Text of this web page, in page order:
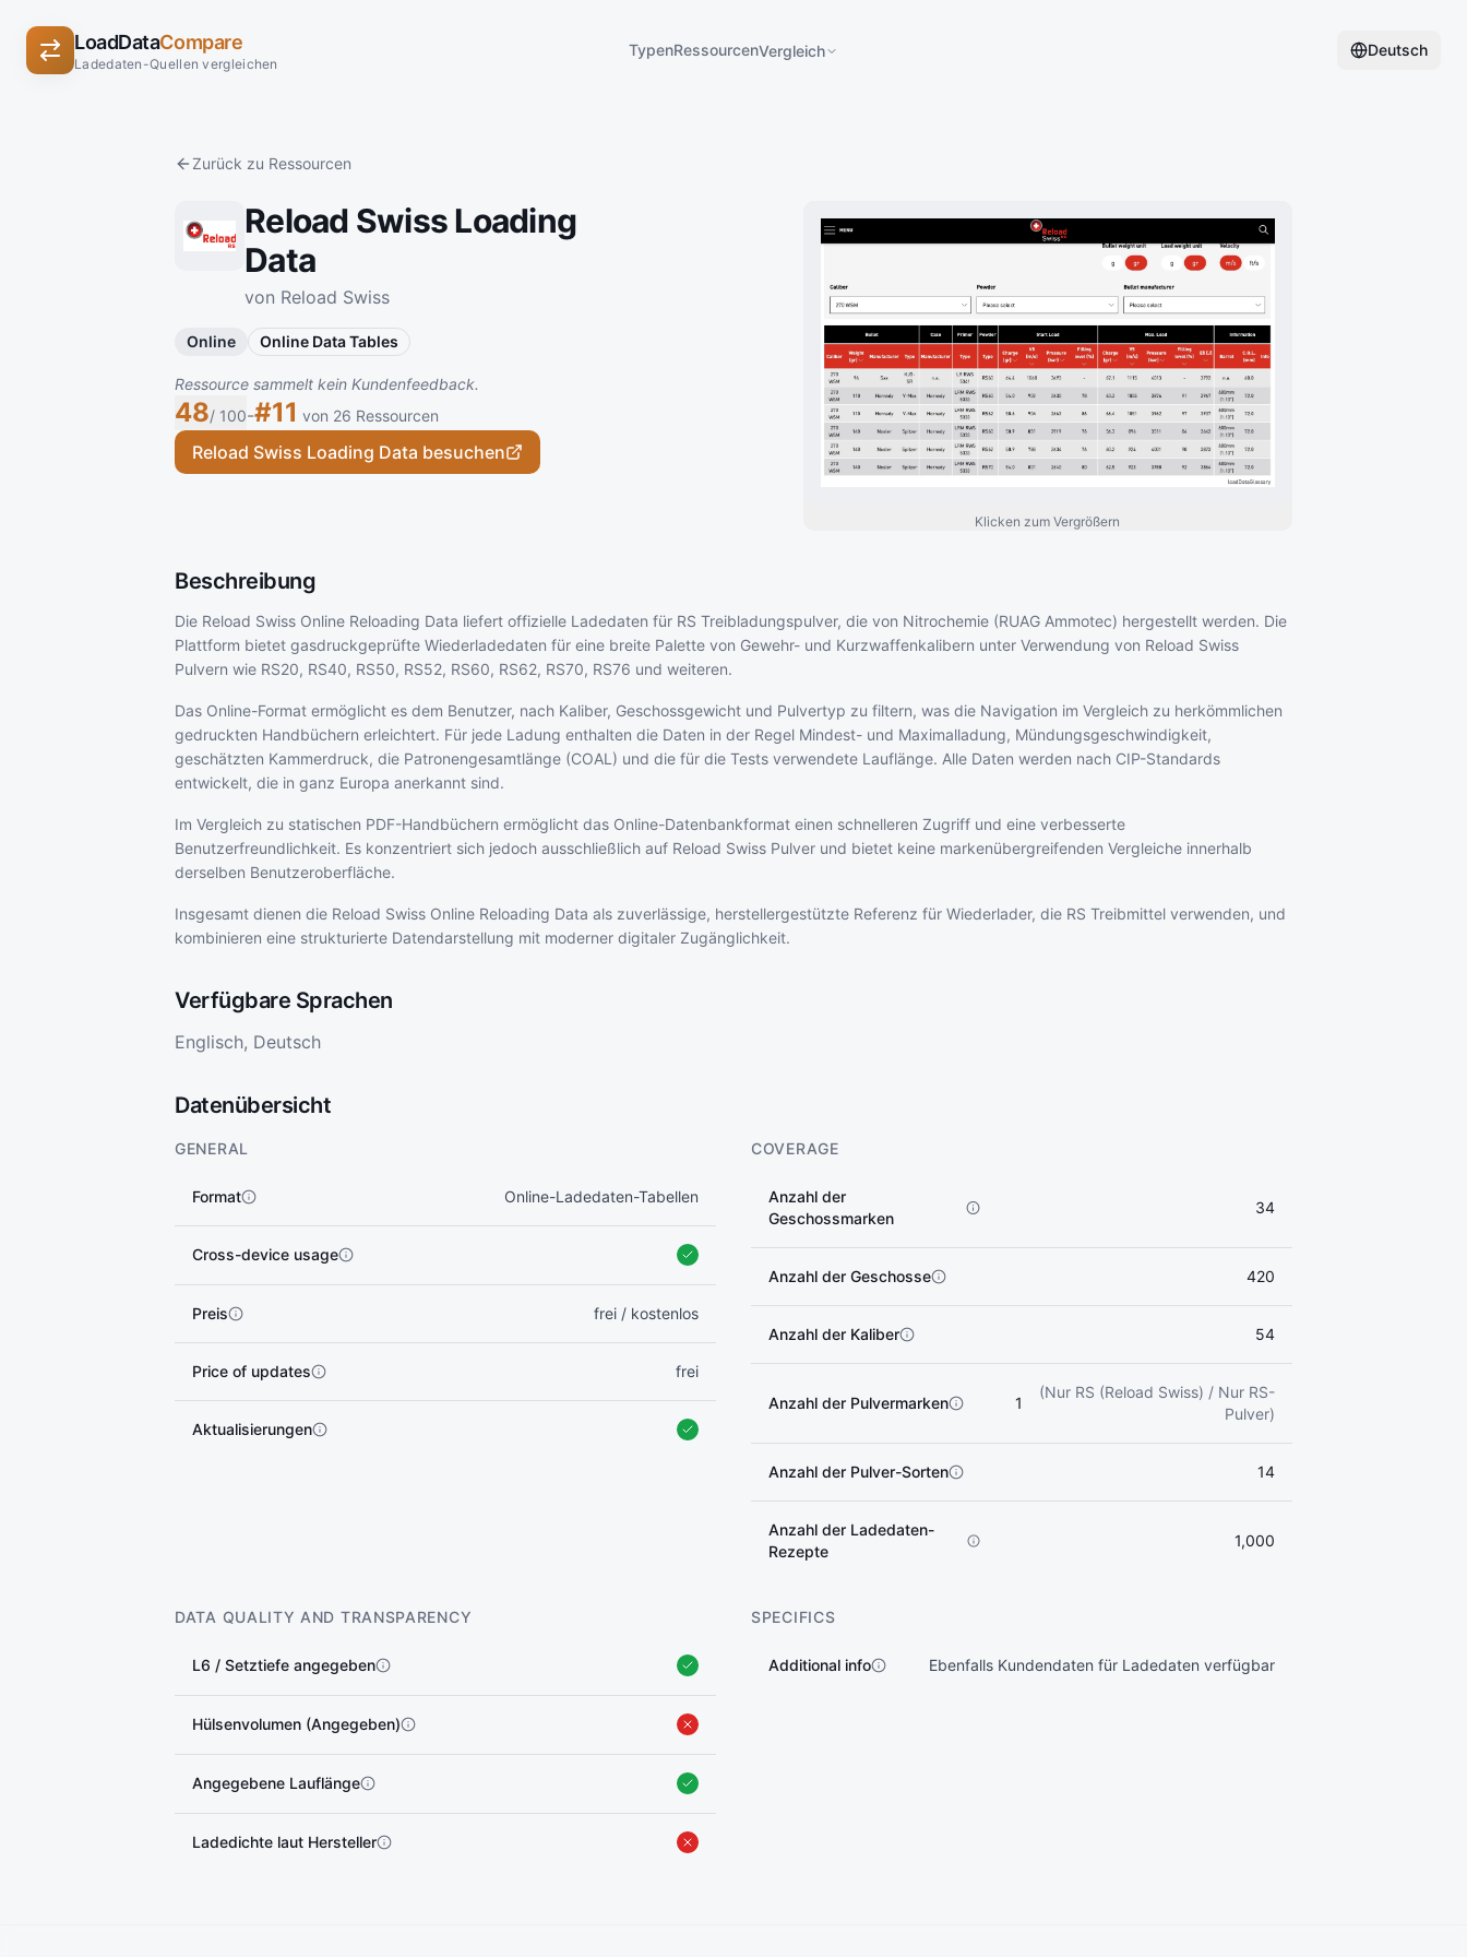
LoadDataCompare
Ladedaten-Quellen vergleichen
TypenRessourcenVergleich Deutsch
Zurück zu Ressourcen
Reload Swiss Loading
Data
von Reload Swiss
Online Online Data Tables
Ressource sammelt kein Kundenfeedback.
48/ 100-#11 von 26 Ressourcen
Reload Swiss Loading Data besuchen
Klicken zum Vergrößern
Beschreibung
Die Reload Swiss Online Reloading Data liefert offizielle Ladedaten für RS Treibladungspulver, die von Nitrochemie (RUAG Ammotec) hergestellt werden. Die
Plattform bietet gasdruckgeprüfte Wiederladedaten für eine breite Palette von Gewehr- und Kurzwaffenkalibern unter Verwendung von Reload Swiss
Pulvern wie RS20, RS40, RS50, RS52, RS60, RS62, RS70, RS76 und weiteren.
Das Online-Format ermöglicht es dem Benutzer, nach Kaliber, Geschossgewicht und Pulvertyp zu filtern, was die Navigation im Vergleich zu herkömmlichen
gedruckten Handbüchern erleichtert. Für jede Ladung enthalten die Daten in der Regel Mindest- und Maximalladung, Mündungsgeschwindigkeit,
geschätzten Kammerdruck, die Patronengesamtlänge (COAL) und die für die Tests verwendete Lauflänge. Alle Daten werden nach CIP-Standards
entwickelt, die in ganz Europa anerkannt sind.
Im Vergleich zu statischen PDF-Handbüchern ermöglicht das Online-Datenbankformat einen schnelleren Zugriff und eine verbesserte
Benutzerfreundlichkeit. Es konzentriert sich jedoch ausschließlich auf Reload Swiss Pulver und bietet keine markenübergreifenden Vergleiche innerhalb
derselben Benutzeroberfläche.
Insgesamt dienen die Reload Swiss Online Reloading Data als zuverlässige, herstellergestützte Referenz für Wiederlader, die RS Treibmittel verwenden, und
kombinieren eine strukturierte Datendarstellung mit moderner digitaler Zugänglichkeit.
Verfügbare Sprachen
Englisch, Deutsch
Datenübersicht
GENERAL
Format Online-Ladedaten-Tabellen
Cross-device usage
Preis frei / kostenlos
Price of updates frei
Aktualisierungen
COVERAGE
Anzahl der
Geschossmarken
34
Anzahl der Geschosse 420
Anzahl der Kaliber 54
Anzahl der Pulvermarken 1
(Nur RS (Reload Swiss) / Nur RS-
Pulver)
Anzahl der Pulver-Sorten 14
Anzahl der Ladedaten-
Rezepte
1,000
DATA QUALITY AND TRANSPARENCY
L6 / Setztiefe angegeben
Hülsenvolumen (Angegeben)
Angegebene Lauflänge
Ladedichte laut Hersteller
SPECIFICS
Additional info Ebenfalls Kundendaten für Ladedaten verfügbar